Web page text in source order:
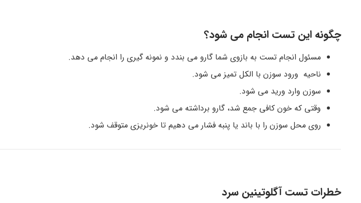
چگونه این تست انجام می شود؟
مسئول انجام تست به بازوی شما گارو می بندد و نمونه گیری را انجام می دهد.
ناحیه ورود سوزن با الکل تمیز می شود.
سوزن وارد ورید می شود.
وقتی که خون کافی جمع شد، گارو برداشته می شود.
روی محل سوزن را با باند یا پنبه فشار می دهیم تا خونریزی متوقف شود.
خطرات تست آگلوتینین سرد